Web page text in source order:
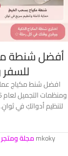
افضل شنط مكياج
لتنظيم أدواتكِ في
mkokyمجلة